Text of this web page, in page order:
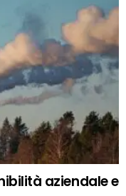
aziendale e